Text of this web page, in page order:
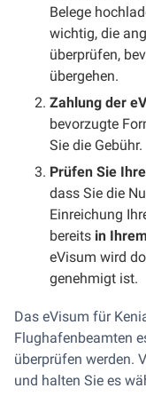
Belege
wichtig, die
überprüfen,
übergehen.
Zahlung der
bevorzugte
Sie die Gebühr.
Prüfen Sie
dass Sie die
Einreichung
bereits in
eVisum wird
genehmigt ist.
Das eVisum für
Flughafenbeamten
überprüfen werden.
und halten Sie es